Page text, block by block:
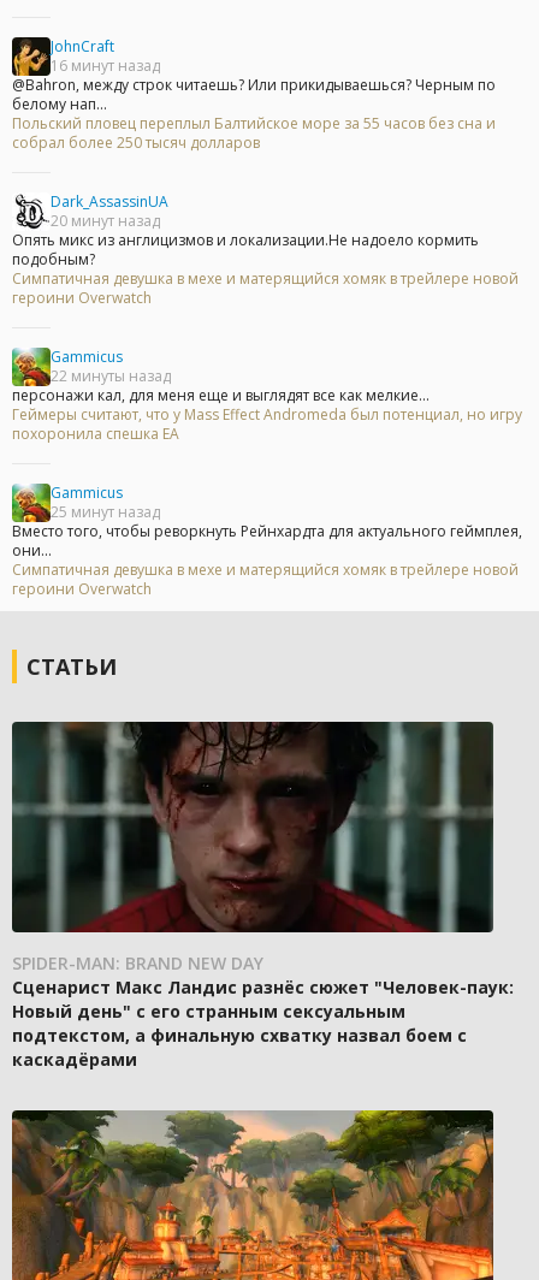
JohnCraft
16 минут назад
@Bahron, между строк читаешь? Или прикидываешься? Черным по
белому нап...
Польский пловец переплыл Балтийское море за 55 часов без сна и
собрал более 250 тысяч долларов
Dark_AssassinUA
20 минут назад
Опять микс из англицизмов и локализации.Не надоело кормить
подобным?
Симпатичная девушка в мехе и матерящийся хомяк в трейлере новой
героини Overwatch
Gammicus
22 минуты назад
персонажи кал, для меня еще и выглядят все как мелкие...
Геймеры считают, что у Mass Effect Andromeda был потенциал, но игру
похоронила спешка EA
Gammicus
25 минут назад
Вместо того, чтобы реворкнуть Рейнхардта для актуального геймплея,
они...
Симпатичная девушка в мехе и матерящийся хомяк в трейлере новой
героини Overwatch
СТАТЬИ
SPIDER-MAN: BRAND NEW DAY
Сценарист Макс Ландис разнёс сюжет "Человек-паук:
Новый день" с его странным сексуальным
подтекстом, а финальную схватку назвал боем с
каскадёрами